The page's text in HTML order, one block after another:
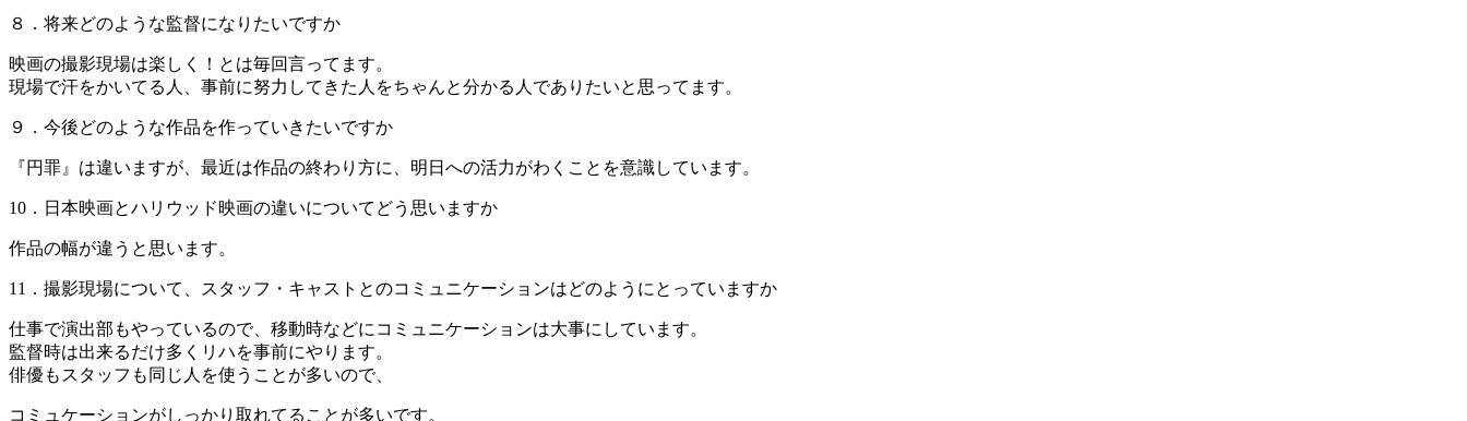
８．将来どのような監督になりたいですか
映画の撮影現場は楽しく！とは毎回言ってます。
現場で汗をかいてる人、事前に努力してきた人をちゃんと分かる人でありたいと思ってます。
９．今後どのような作品を作っていきたいですか
『円罪』は違いますが、最近は作品の終わり方に、明日への活力がわくことを意識しています。
10．日本映画とハリウッド映画の違いについてどう思いますか
作品の幅が違うと思います。
11．撮影現場について、スタッフ・キャストとのコミュニケーションはどのようにとっていますか
仕事で演出部もやっているので、移動時などにコミュニケーションは大事にしています。
監督時は出来るだけ多くリハを事前にやります。
俳優もスタッフも同じ人を使うことが多いので、
コミュケーションがしっかり取れてることが多いです。